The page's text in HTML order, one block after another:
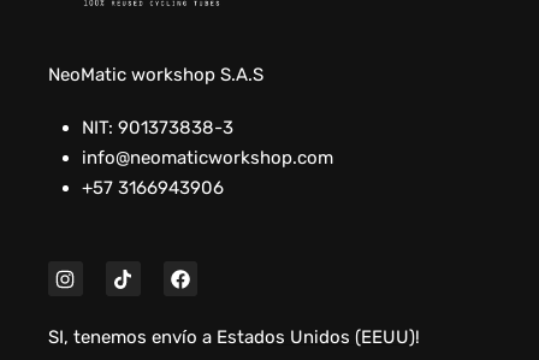
NeoMatic workshop S.A.S
NIT: 901373838-3
info@neomaticworkshop.com
+57 3166943906
SI, tenemos envío a Estados Unidos (EEUU)!